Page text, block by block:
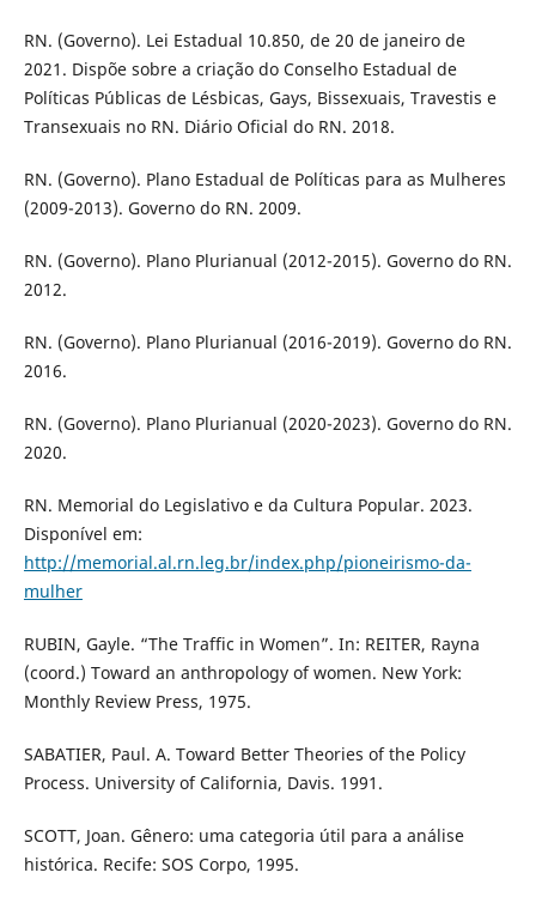
RN. (Governo). Lei Estadual 10.850, de 20 de janeiro de
2021. Dispõe sobre a criação do Conselho Estadual de
Políticas Públicas de Lésbicas, Gays, Bissexuais, Travestis e
Transexuais no RN. Diário Oficial do RN. 2018.
RN. (Governo). Plano Estadual de Políticas para as Mulheres
(2009-2013). Governo do RN. 2009.
RN. (Governo). Plano Plurianual (2012-2015). Governo do RN.
2012.
RN. (Governo). Plano Plurianual (2016-2019). Governo do RN.
2016.
RN. (Governo). Plano Plurianual (2020-2023). Governo do RN.
2020.
RN. Memorial do Legislativo e da Cultura Popular. 2023.
Disponível em:
http://memorial.al.rn.leg.br/index.php/pioneirismo-da-
mulher
RUBIN, Gayle. “The Traffic in Women”. In: REITER, Rayna
(coord.) Toward an anthropology of women. New York:
Monthly Review Press, 1975.
SABATIER, Paul. A. Toward Better Theories of the Policy
Process. University of California, Davis. 1991.
SCOTT, Joan. Gênero: uma categoria útil para a análise
histórica. Recife: SOS Corpo, 1995.